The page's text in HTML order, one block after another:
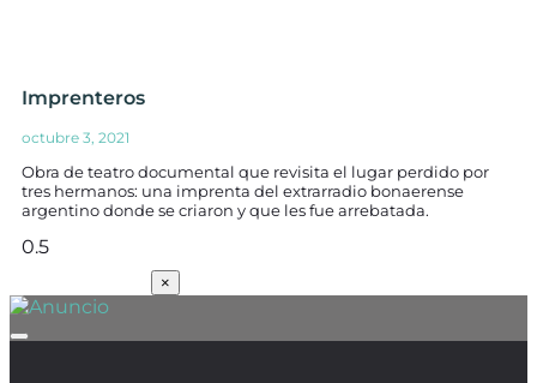
Imprenteros
octubre 3, 2021
Obra de teatro documental que revisita el lugar perdido por
tres hermanos: una imprenta del extrarradio bonaerense
argentino donde se criaron y que les fue arrebatada.
×